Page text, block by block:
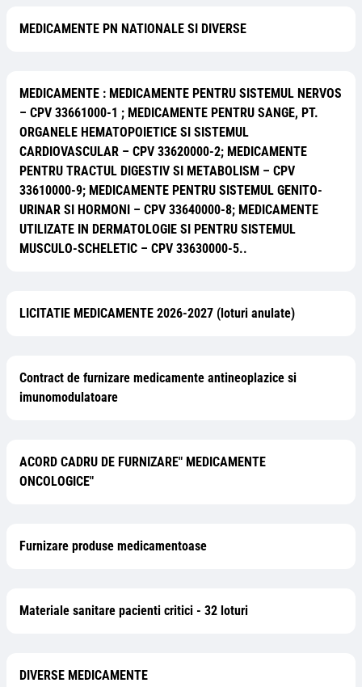
MEDICAMENTE PN NATIONALE SI DIVERSE
MEDICAMENTE : MEDICAMENTE PENTRU SISTEMUL NERVOS
– CPV 33661000-1 ; MEDICAMENTE PENTRU SANGE, PT.
ORGANELE HEMATOPOIETICE SI SISTEMUL
CARDIOVASCULAR – CPV 33620000-2; MEDICAMENTE
PENTRU TRACTUL DIGESTIV SI METABOLISM – CPV
33610000-9; MEDICAMENTE PENTRU SISTEMUL GENITO-
URINAR SI HORMONI – CPV 33640000-8; MEDICAMENTE
UTILIZATE IN DERMATOLOGIE SI PENTRU SISTEMUL
MUSCULO-SCHELETIC – CPV 33630000-5..
LICITATIE MEDICAMENTE 2026-2027 (loturi anulate)
Contract de furnizare medicamente antineoplazice si
imunomodulatoare
ACORD CADRU DE FURNIZARE" MEDICAMENTE
ONCOLOGICE"
Furnizare produse medicamentoase
Materiale sanitare pacienti critici - 32 loturi
DIVERSE MEDICAMENTE